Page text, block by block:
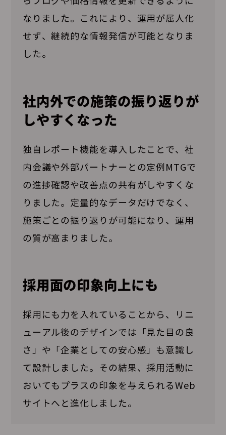
なりました。これにより、運用が属人化
せず、継続的な情報発信が可能となりま
した。
社内外での施策の振り返りが
しやすくなった
独自レポート機能を導入したことで、社
内会議や外部パートナーとの定例MTGで
の進捗確認や改善点の共有がしやすくな
りました。定量的なデータだけでなく、
施策ごとの振り返りが可能になり、運用
の質が高まりました。
採用面の印象向上にも
採用にも力を入れていることから、リニ
ューアル後のデザインでは「見た目の良
さ」や「企業としての安心感」も意識し
て設計しました。その結果、採用活動に
おいてもプラスの印象を与えられるWeb
サイトへと進化しました。